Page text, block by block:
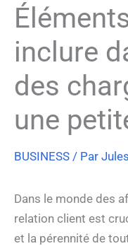
inclure
des
une
BUSINESS / Par
Dans le monde des
relation client est
et la pérennité de